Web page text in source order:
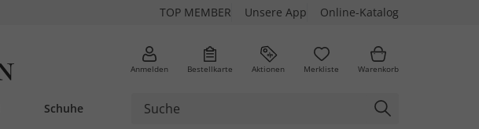
TOP MEMBER Unsere App Online-Katalog
Anmelden Bestellkarte Aktionen Merkliste Warenkorb
Schuhe